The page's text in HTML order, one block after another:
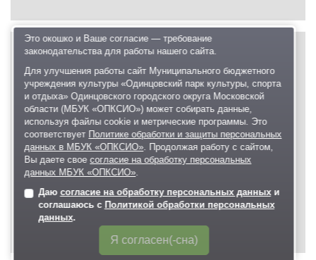
Это окошко и Ваше согласие — требование
законодательства для работы нашего сайта.
Для улучшения работы сайт Муниципального бюджетного
учреждения культуры «Одинцовский парк культуры, спорта
и отдыха» Одинцовского городского округа Московской
области (МБУК «ОПКСИО») может собирать данные,
используя файлы cookie и метрические программы. Это
соответствует Политике обработки и защиты персональных
данных в МБУК «ОПКСИО». Продолжая работу с сайтом,
Вы даете своесогласие на обработку персональных
данных МБУК «ОПКСИО».
Даю согласие на обработку персональных данныхи
соглашаюсь с Политикой обработки персональных
данных.
Я согласен(-сна)